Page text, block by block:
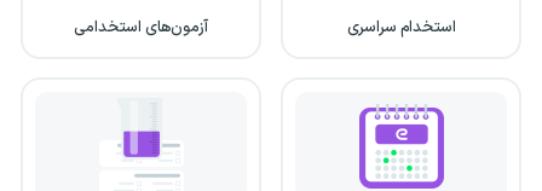
استخدام سراسری آزمون‌های استخدامی